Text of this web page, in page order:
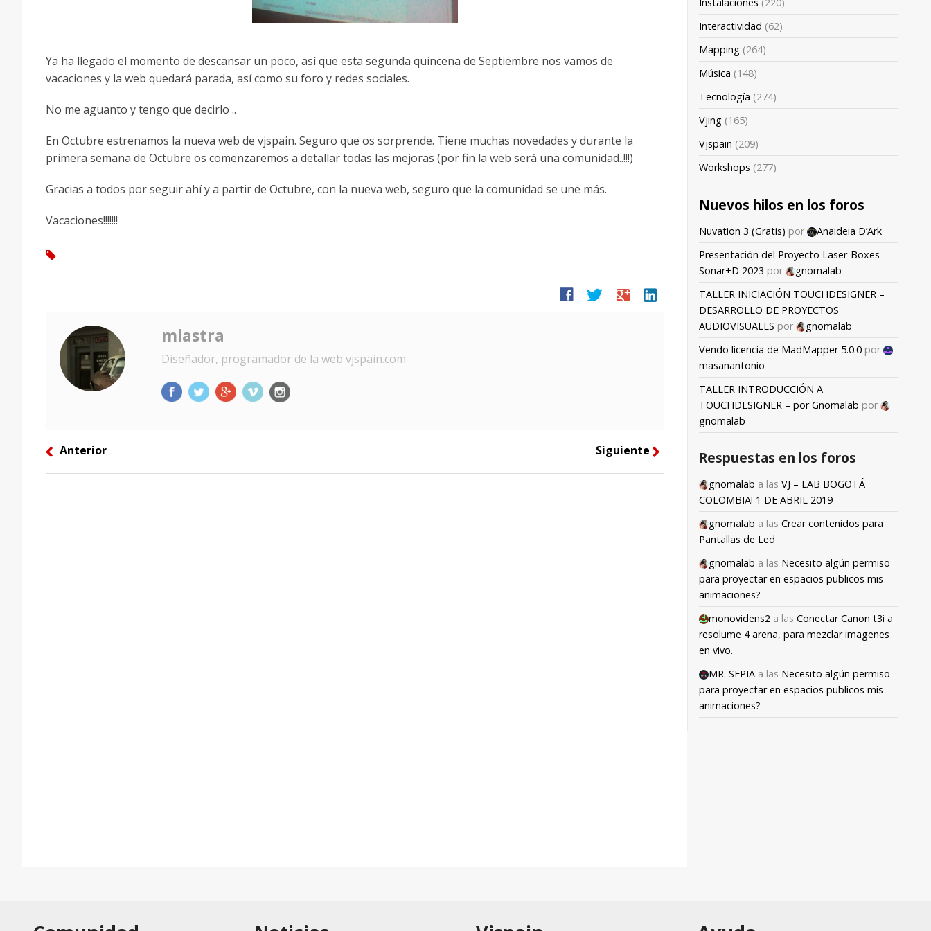
Ya ha llegado el momento de descansar un poco, así que esta segunda quincena de Septiembre nos vamos de
vacaciones y la web quedará parada, así como su foro y redes sociales.
No me aguanto y tengo que decirlo ..
En Octubre estrenamos la nueva web de vjspain. Seguro que os sorprende. Tiene muchas novedades y durante la
primera semana de Octubre os comenzaremos a detallar todas las mejoras (por fin la web será una comunidad..!!!)
Gracias a todos por seguir ahí y a partir de Octubre, con la nueva web, seguro que la comunidad se une más.
Vacaciones!!!!!!!
tag
facebook twitter google linkedin
mlastra
Diseñador, programador de la web vjspain.com
left Anterior Siguiente right
Instalaciones (220)
Interactividad (62)
Mapping (264)
Música (148)
Tecnología (274)
Vjing (165)
Vjspain (209)
Workshops (277)
Nuevos hilos en los foros
Nuvation 3 (Gratis) por
Anaideia D’Ark
Presentación del Proyecto Laser-Boxes –
Sonar+D 2023 por
gnomalab
TALLER INICIACIÓN TOUCHDESIGNER –
DESARROLLO DE PROYECTOS
AUDIOVISUALES por
gnomalab
Vendo licencia de MadMapper 5.0.0 por
masanantonio
TALLER INTRODUCCIÓN A
TOUCHDESIGNER – por Gnomalab por
gnomalab
Respuestas en los foros
gnomalab a las VJ – LAB BOGOTÁ
COLOMBIA! 1 DE ABRIL 2019
gnomalab a las Crear contenidos para
Pantallas de Led
gnomalab a las Necesito algún permiso
para proyectar en espacios publicos mis
animaciones?
monovidens2 a las Conectar Canon t3i a
resolume 4 arena, para mezclar imagenes
en vivo.
MR. SEPIA a las Necesito algún permiso
para proyectar en espacios publicos mis
animaciones?